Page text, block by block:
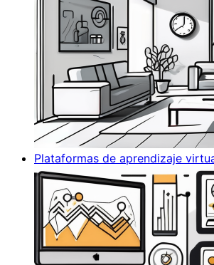
Plataformas de aprendizaje